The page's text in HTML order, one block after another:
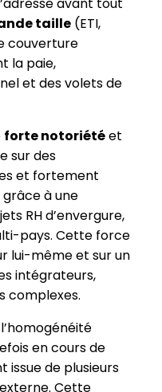
forte notoriétéet
sur des
et fortement
à une
RH d’envergure,
pays. Cette force
lui-même et sur un
intégrateurs,
complexes.
en cours de
issue de plusieurs
Cette
donc
structurants, avec
fluide pour les
comparée à
et pensées